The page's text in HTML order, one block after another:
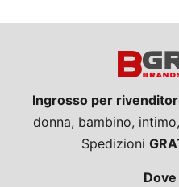
Ingrosso per
donna, bambino,
Spedizioni